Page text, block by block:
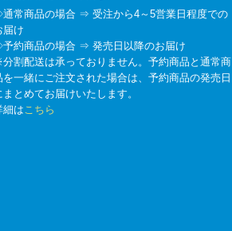
常商品の場合 ⇒ 受注から4～5営業日程度での
届け
約商品の場合 ⇒ 発売日以降のお届け
割配送は承っておりません。予約商品と通常商
を一緒にご注文された場合は、予約商品の発売日
まとめてお届けいたします。
細はこちら